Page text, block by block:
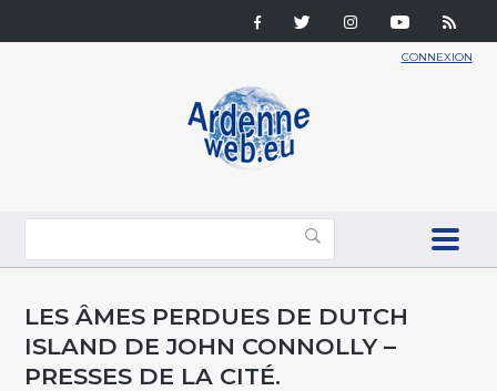
CONNEXION
LES ÂMES PERDUES DE DUTCH
ISLAND DE JOHN CONNOLLY –
PRESSES DE LA CITÉ.